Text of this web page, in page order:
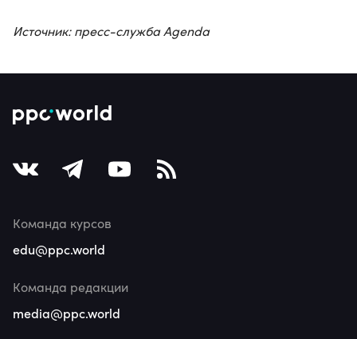
Источник: пресс-служба Agenda
Команда курсов
edu@ppc.world
Команда редакции
media@ppc.world